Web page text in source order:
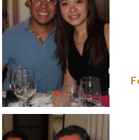
Foto: Francisco